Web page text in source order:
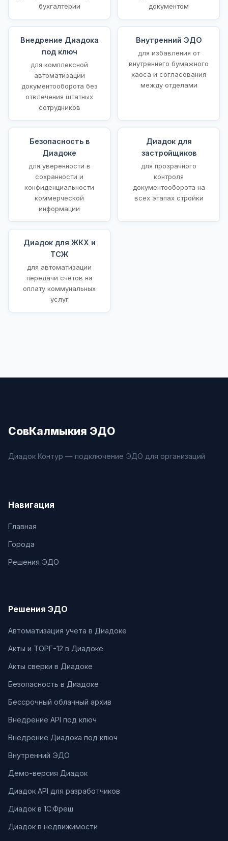
бухгалтерии
документом
Внедрение Диадока
под ключ
для комплексной
автоматизации
документооборота без
отвлечения штатных
сотрудников
Внутренний ЭДО
для избавления от
внутреннего бумажного
хаоса и согласования
между отделами
Безопасность в
Диадоке
для уверенности в
сохранности и
конфиденциальности
коммерческой
информации
Диадок для
застройщиков
для прозрачного
контроля
документооборота на
всех этапах стройки
Диадок для ЖКХ и
ТСЖ
для автоматизации
передачи счетов на
оплату коммунальных
услуг
СовКалмыкия ЭДО
Диадок Контур — подключение ЭДО для организаций
Навигация
Главная
Города
Решения ЭДО
Решения ЭДО
Автоматизация учета в Диадоке
Акты и ТОРГ-12 в Диадоке
Акты сверки в Диадоке
Безопасность в Диадоке
Бессрочный облачный архив
Внедрение API под ключ
Внедрение Диадока под ключ
Внутренний ЭДО
Демо-версия Диадок
Диадок API для разработчиков
Диадок в 1С:Фреш
Диадок в недвижимости